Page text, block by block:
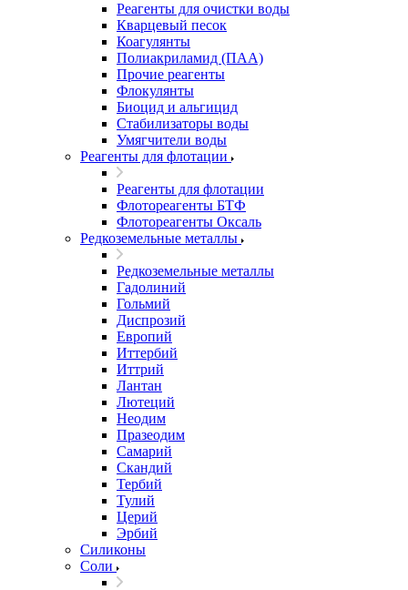
Реагенты для очистки воды
Кварцевый песок
Коагулянты
Полиакриламид (ПАА)
Прочие реагенты
Флокулянты
Биоцид и альгицид
Стабилизаторы воды
Умягчители воды
Реагенты для флотации
Реагенты для флотации
Флотореагенты БТФ
Флотореагенты Оксаль
Редкоземельные металлы
Редкоземельные металлы
Гадолиний
Гольмий
Диспрозий
Европий
Иттербий
Иттрий
Лантан
Лютеций
Неодим
Празеодим
Самарий
Скандий
Тербий
Тулий
Церий
Эрбий
Силиконы
Соли